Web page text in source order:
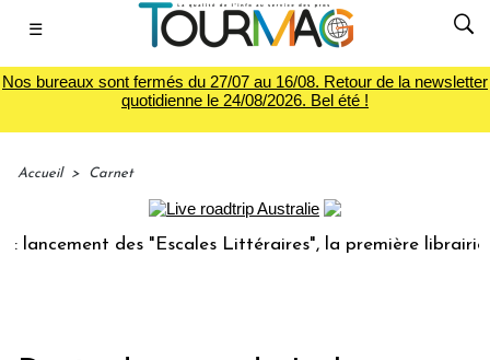
☰
Nos bureaux sont fermés du 27/07 au 16/08. Retour de la newsletter
quotidienne le 24/08/2026. Bel été !
Accueil > Carnet
des "Escales Littéraires", la première librairie du